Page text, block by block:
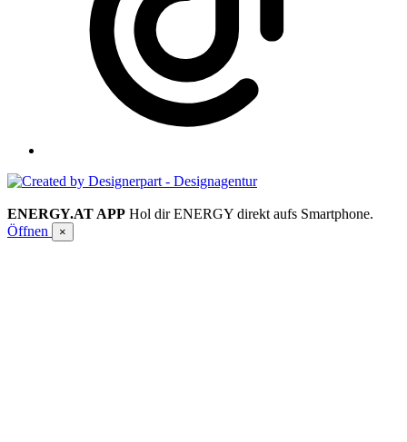
ENERGY.AT APP Hol dir ENERGY direkt aufs Smartphone.
Öffnen
×